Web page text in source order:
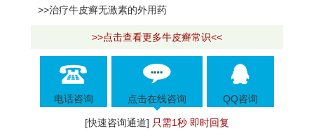
>>治疗牛皮癣无激素的外用药
>>点击查看更多牛皮癣常识<<
电话咨询 点击在线咨询 QQ咨询
[快速咨询通道] 只需1秒 即时回复